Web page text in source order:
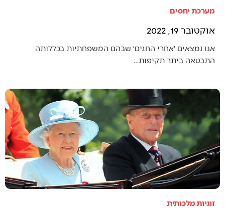
מערכת יחסים
אוקטובר 19, 2022
אנו נמצאים ׳אחרי החגים׳ שבהם המשפחתיות בכללותה
התבטאה ביתר תקיפות…
זוגיות מלכותית